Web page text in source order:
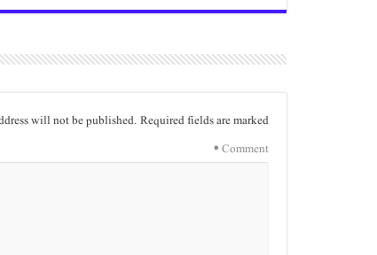
will not be published.Required fields are marked
Comment
*